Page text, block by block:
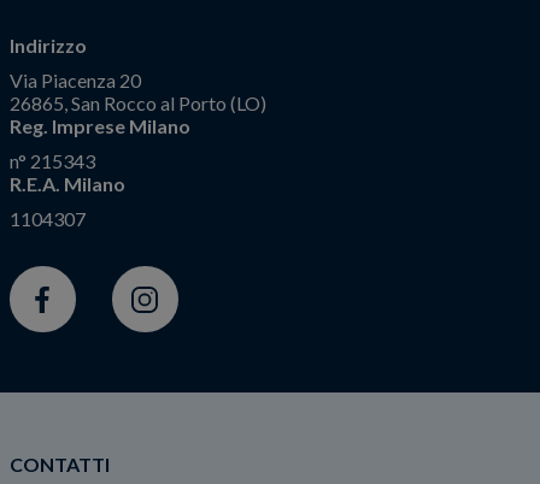
Indirizzo
Via Piacenza 20
26865, San Rocco al Porto (LO)
Reg. Imprese Milano
n° 215343
R.E.A. Milano
1104307
Facebook Instagram
CONTATTI